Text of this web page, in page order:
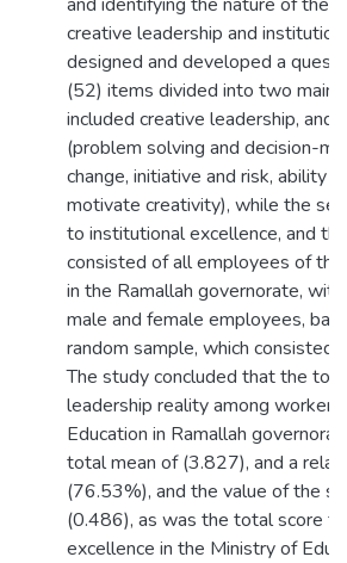
creative leadership and
designed and developed a
(52) items divided into two main
included creative leadership, and
(problem solving and decision-
change, initiative and risk, ability
motivate creativity), while the
to institutional excellence, and
consisted of all employees of
in the Ramallah governorate,
male and female employees,
random sample, which consisted
The study concluded that the
leadership reality among
Education in Ramallah
total mean of (3.827), and a
(76.53%), and the value of the
(0.486), as was the total score
excellence in the Ministry of